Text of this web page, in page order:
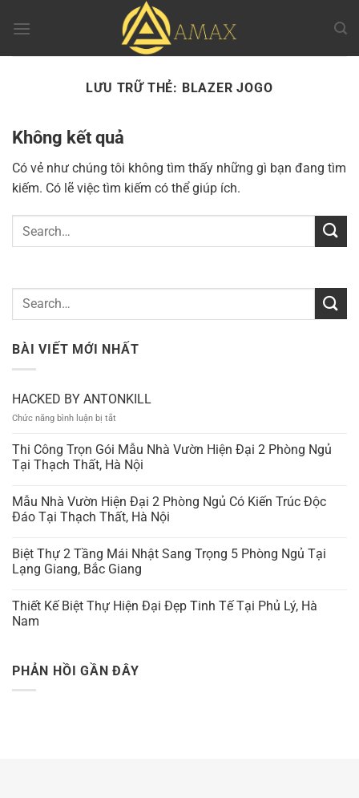
đến
LƯU TRỮ THẺ: BLAZER JOGO
Không kết quả
Có vẻ như chúng tôi không tìm thấy những gì bạn đang tìm
kiếm. Có lẽ việc tìm kiếm có thể giúp ích.
BÀI VIẾT MỚI NHẤT
HACKED BY ANTONKILL
Chức năng bình luận bị tắt
BY
ANTONKILL
Thi Công Trọn Gói Mẫu Nhà Vườn Hiện Đại 2 Phòng Ngủ
Tại Thạch Thất, Hà Nội
Mẫu Nhà Vườn Hiện Đại 2 Phòng Ngủ Có Kiến Trúc Độc
Đáo Tại Thạch Thất, Hà Nội
Biệt Thự 2 Tầng Mái Nhật Sang Trọng 5 Phòng Ngủ Tại
Lạng Giang, Bắc Giang
Thiết Kế Biệt Thự Hiện Đại Đẹp Tinh Tế Tại Phủ Lý, Hà
Nam
PHẢN HỒI GẦN ĐÂY